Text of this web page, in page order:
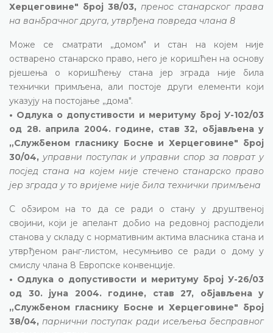
Херцеговине" број 38/03, пренос станарског права
на ванбрачног друга, утврђена повреда члана 8
Може се сматрати „домом" и стан на којем није
остварено станарско право, него је коришћен на основу
рјешења о коришћењу стана јер зграда није била
технички примљена, али постоје други елементи који
указују на постојање „дома".
• Одлука о допустивости и меритуму број У-102/03
од 28. априла 2004. године, став 32, објављена у
„Службеном гласнику Босне и Херцеговине" број
30/04, управни поступак и управни спор за поврат у
посјед стана на којем није стечено станарско право
јер зграда у то вријеме није била технички примљена
С обзиром на то да се ради о стану у друштвеној
својини, који је апелант добио на редовној расподјели
станова у складу с нормативним актима власника стана и
утврђеном ранг-листом, несумњиво се ради о дому у
смислу члана 8 Европске конвенције.
• Одлука о допустивости и меритуму број У-26/03
од 30. јуна 2004. године, став 27, објављена у
„Службеном гласнику Босне и Херцеговине" број
38/04,парнични поступак ради исељења бесправног